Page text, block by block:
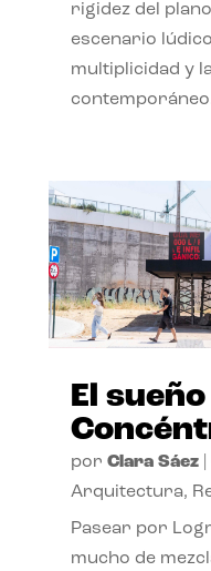
rigidez del
escenario
multiplicidad y
El
por Clara Sáez|
Arquitectura,
Pasear por
mucho de